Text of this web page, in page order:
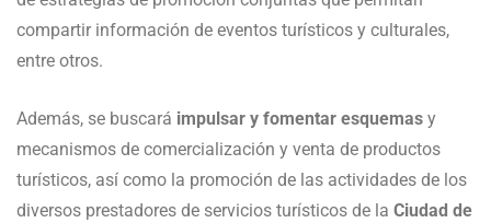
compartir información de eventos turísticos y culturales,
entre otros.
Además, se buscará impulsar y fomentar esquemas y
mecanismos de comercialización y venta de productos
turísticos, así como la promoción de las actividades de los
diversos prestadores de servicios turísticos de la Ciudad de